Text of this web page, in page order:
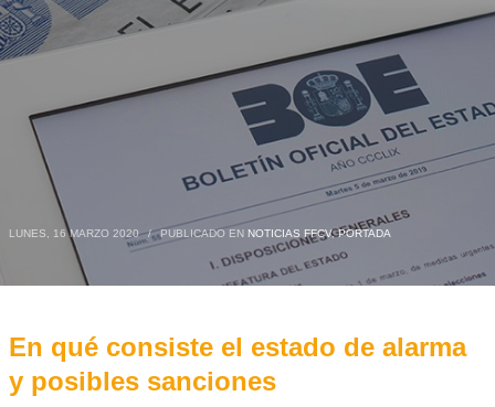
LUNES, 16 MARZO 2020 / PUBLICADO EN NOTICIAS FFCV,PORTADA
En qué consiste el estado de alarma
y posibles sanciones